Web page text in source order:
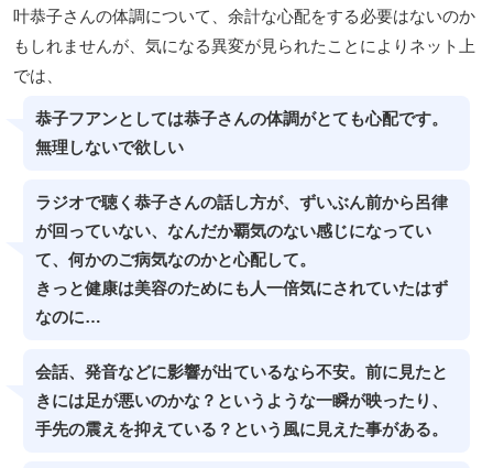
叶恭子さんの体調について、余計な心配をする必要はないのか
もしれませんが、気になる異変が見られたことによりネット上
では、
恭子フアンとしては恭子さんの体調がとても心配です。
無理しないで欲しい
ラジオで聴く恭子さんの話し方が、ずいぶん前から呂律
が回っていない、なんだか覇気のない感じになってい
て、何かのご病気なのかと心配して。
きっと健康は美容のためにも人一倍気にされていたはず
なのに…
会話、発音などに影響が出ているなら不安。前に見たと
きには足が悪いのかな？というような一瞬が映ったり、
手先の震えを抑えている？という風に見えた事がある。